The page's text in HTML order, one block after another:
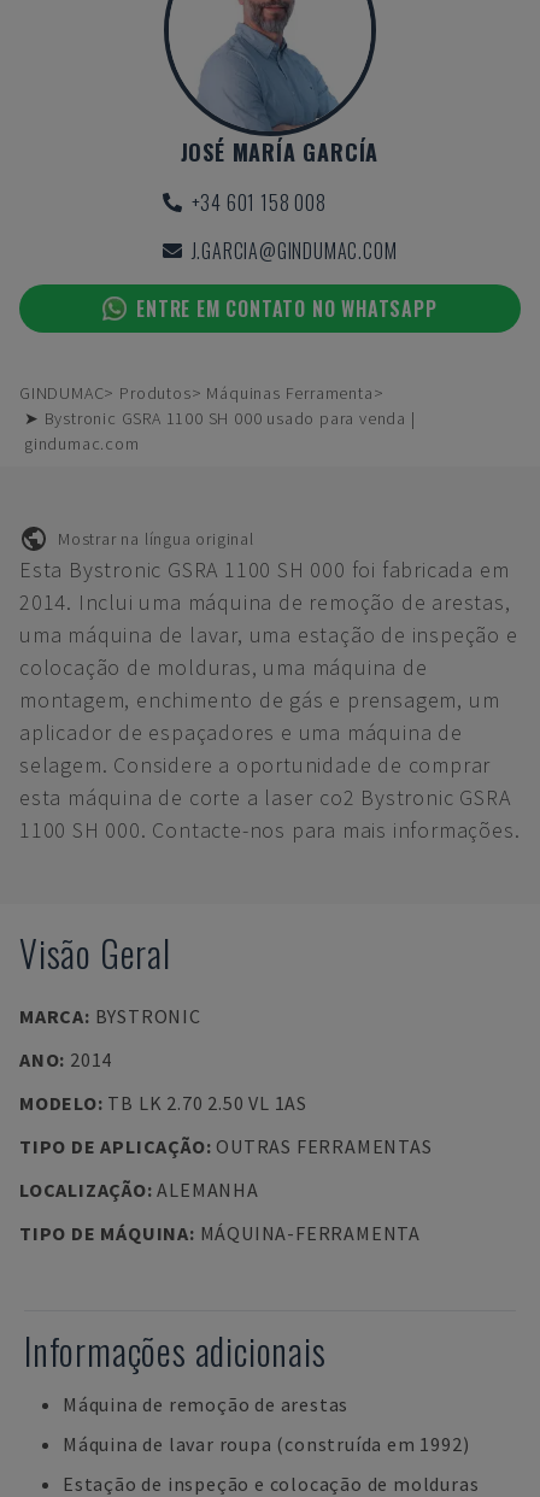
JOSÉ MARÍA GARCÍA
+34 601 158 008
J.GARCIA@GINDUMAC.COM
ENTRE EM CONTATO NO WHATSAPP
GINDUMAC Produtos
Máquinas Ferramenta
➤ Bystronic GSRA 1100 SH 000 usado para venda |
gindumac.com
Mostrar na língua original
Esta Bystronic GSRA 1100 SH 000 foi fabricada em
2014. Inclui uma máquina de remoção de arestas,
uma máquina de lavar, uma estação de inspeção e
colocação de molduras, uma máquina de
montagem, enchimento de gás e prensagem, um
aplicador de espaçadores e uma máquina de
selagem. Considere a oportunidade de comprar
esta máquina de corte a laser co2 Bystronic GSRA
1100 SH 000. Contacte-nos para mais informações.
Visão Geral
MARCA: BYSTRONIC
ANO: 2014
MODELO: TB LK 2.70 2.50 VL 1AS
TIPO DE APLICAÇÃO: OUTRAS FERRAMENTAS
LOCALIZAÇÃO:ALEMANHA
TIPO DE MÁQUINA: MÁQUINA-FERRAMENTA
Informações adicionais
Máquina de remoção de arestas
Máquina de lavar roupa (construída em 1992)
Estação de inspeção e colocação de molduras